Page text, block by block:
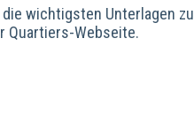
wichtigsten Unterlagen zu
Quartiers-Webseite.